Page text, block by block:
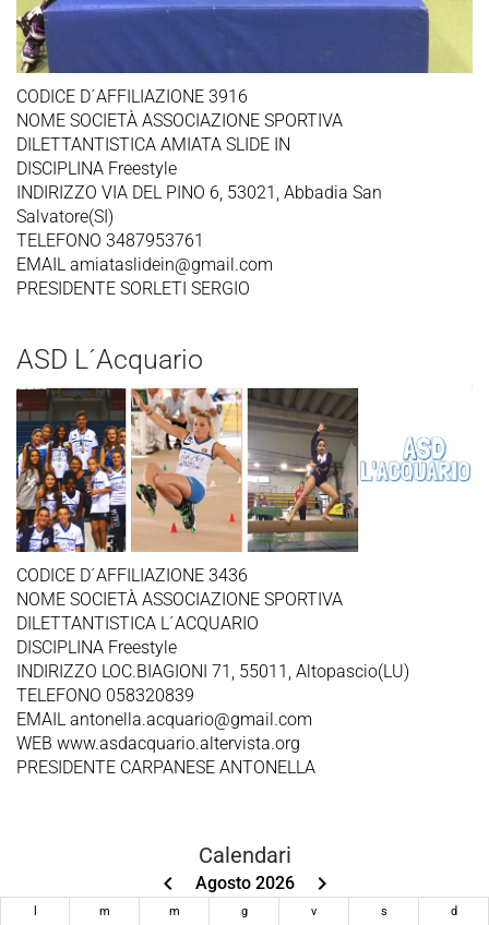
CODICE D´AFFILIAZIONE 3916
NOME SOCIETÀ ASSOCIAZIONE SPORTIVA
DILETTANTISTICA AMIATA SLIDE IN
DISCIPLINA Freestyle
INDIRIZZO VIA DEL PINO 6, 53021, Abbadia San
Salvatore(SI)
TELEFONO 3487953761
EMAIL amiataslidein@gmail.com
PRESIDENTE SORLETI SERGIO
ASD L´Acquario
CODICE D´AFFILIAZIONE 3436
NOME SOCIETÀ ASSOCIAZIONE SPORTIVA
DILETTANTISTICA L´ACQUARIO
DISCIPLINA Freestyle
INDIRIZZO LOC.BIAGIONI 71, 55011, Altopascio(LU)
TELEFONO 058320839
EMAIL antonella.acquario@gmail.com
WEB www.asdacquario.altervista.org
PRESIDENTE CARPANESE ANTONELLA
Calendari
keyboard_arrow_left
Agosto 2026 keyboard_arrow_right
m m g v s d